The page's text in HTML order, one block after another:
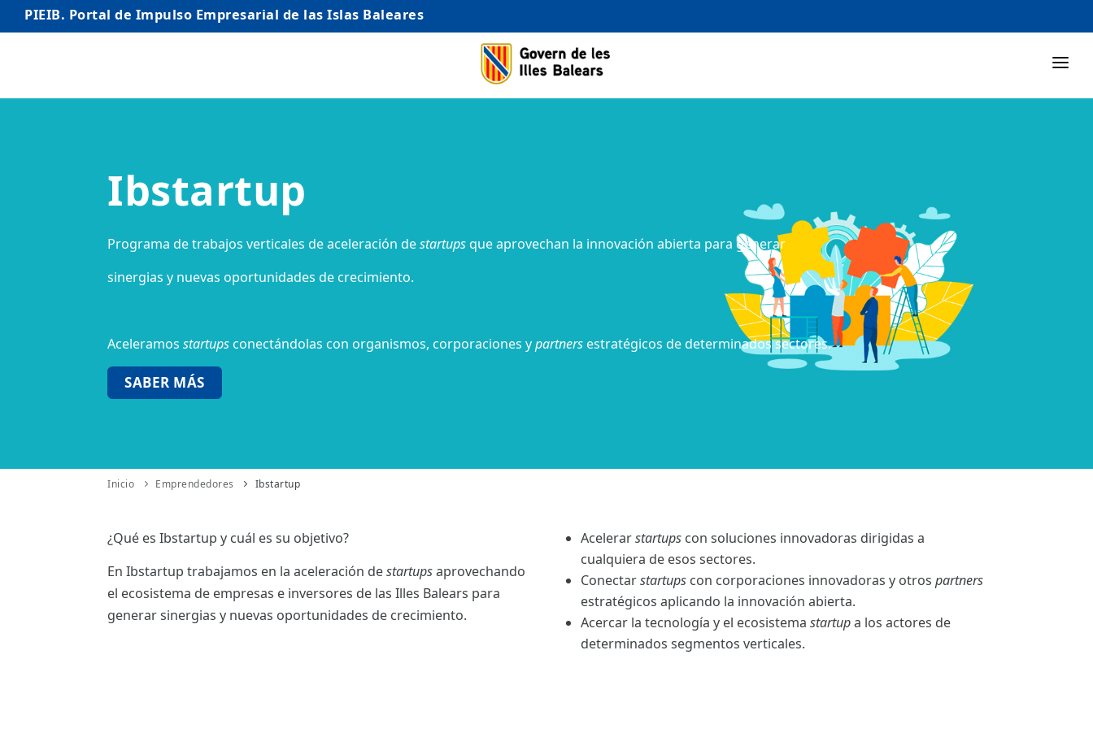
PIEIB. Portal de Impulso Empresarial de las Islas Baleares
INICIO
AUTÓNOMO/AUTÓNOMA
EMPRENDEDORES
INTERNACIONALIZACIÓN
Ibstartup
Programa de trabajos verticales de aceleración destartups que aprovechan la innovación abierta para generar
sinergias y nuevas oportunidades de crecimiento.
Aceleramos startups conectándolas con organismos, corporaciones ypartners estratégicos de determinados sectores.
SABER MÁS
Inicio Emprendedores Ibstartup
¿Qué es Ibstartup y cuál es su objetivo?
En Ibstartup trabajamos en la aceleración destartupsaprovechando
el ecosistema de empresas e inversores de las Illes Balears para
generar sinergias y nuevas oportunidades de crecimiento.
Acelerarstartups con soluciones innovadoras dirigidas a
cualquiera de esos sectores.
Conectarstartups con corporaciones innovadoras y otros partners
estratégicos aplicando la innovación abierta.
Acercar la tecnología y el ecosistema startupa los actores de
determinados segmentos verticales.